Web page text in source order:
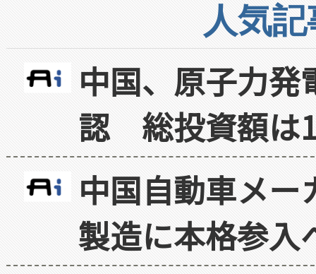
人気
中国、原子力
認 総投資額は
中国自動車メ
製造に本格参入